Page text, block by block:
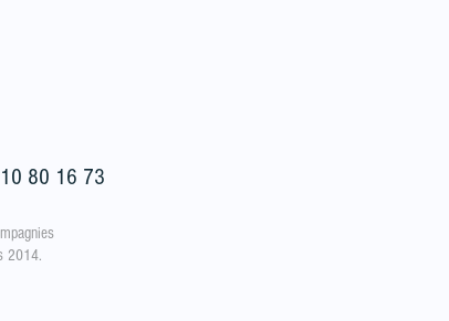
80 16 73
2014.